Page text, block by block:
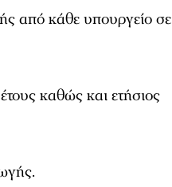
από κάθε υπουργείο σε
καθώς και ετήσιος